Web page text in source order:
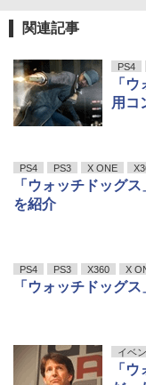
関連記事
PS4
「
用コ
PS4 PS3 X ONE
「ウォッチドッグ
を紹介
PS4 PS3 X360 X
「ウォッチドッグ
イベ
「